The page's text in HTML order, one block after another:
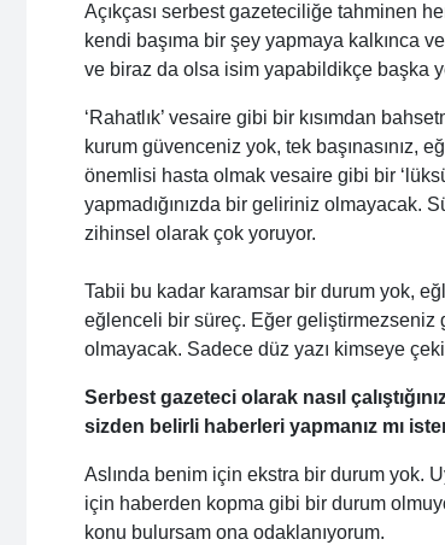
Açıkçası serbest gazeteciliğe tahminen
kendi başıma bir şey yapmaya kalkınca
ve biraz da olsa isim yapabildikçe başka
‘Rahatlık’ vesaire gibi bir kısımdan
kurum güvenceniz yok, tek başınasınız,
önemlisi hasta olmak vesaire gibi bir
yapmadığınızda bir geliriniz olmayacak.
zihinsel olarak çok yoruyor.
Tabii bu kadar karamsar bir durum yok,
eğlenceli bir süreç. Eğer geliştirmezseniz
olmayacak. Sadece düz yazı kimseye
Serbest gazeteci olarak nasıl
sizden belirli haberleri yapmanız mı
Aslında benim için ekstra bir durum yok.
için haberden kopma gibi bir durum
konu bulursam ona odaklanıyorum.